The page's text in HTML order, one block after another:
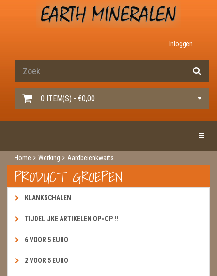
Inloggen
0 ITEM(S) - €0,00
Home Werking Aardbeienkwarts
PRODUCT GROEPEN
KLANKSCHALEN
TIJDELIJKE ARTIKELEN OP=OP !!
6 VOOR 5 EURO
2 VOOR 5 EURO